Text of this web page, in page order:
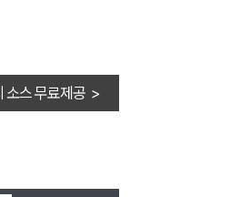
소스 무료제공 >